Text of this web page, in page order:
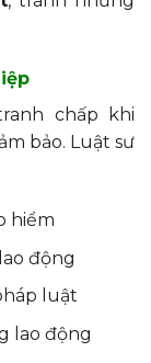
chấp khi
bảo. Luật sư
hiểm
động
luật
lao động